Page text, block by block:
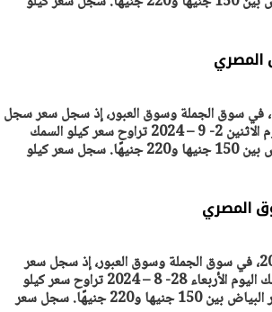
ترصد "أصول مصر" أسعار السمك اليوم الاثنين 2 - 9 – 2024، في سوق الجملة وسوق العبور، إذ سجل سعر سجل
سعر كيلو السمك البلطي بين 75 و79 جنيها. أسعار السمك اليوم الاثنين 2- 9 – 2024 تراوح سعر كيلو السمك
ترصد "أصول مصر" أسعار السمك اليوم الأربعاء 28 - 8 – 2024، في سوق الجملة وسوق العبور، إذ سجل سعر
سجل سعر كيلو السمك البلطي بين 75 و79 جنيها. أسعار السمك اليوم الأربعاء 28- 8 – 2024 تراوح سعر كيلو
السمك البلطي بين 75 و79 جنيها. سجل سعر كيلو السمك قشر البياض بين 150 جنيها و220 جنيهًا. سجل سعر